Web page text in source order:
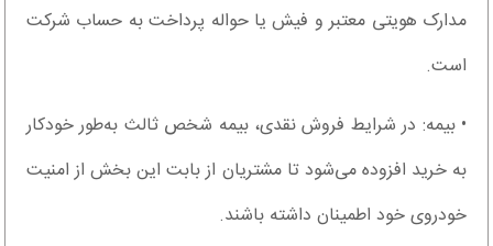
مدارک هویتی معتبر و فیش یا حواله پرداخت به حساب شرکت
است.
• بیمه: در شرایط فروش نقدی، بیمه شخص ثالث به‌طور خودکار
به خرید افزوده می‌شود تا مشتریان از بابت این بخش از امنیت
خودروی خود اطمینان داشته باشند.